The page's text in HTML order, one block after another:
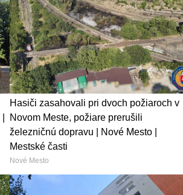
Hasiči zasahovali pri dvoch požiaroch v
Novom Meste, požiare prerušili
železničnú dopravu | Nové Mesto |
Mestské časti
Nové Mesto